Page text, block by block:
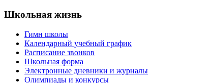
Школьная жизнь
Гимн школы
Календарный учебный график
Расписание звонков
Школьная форма
Электронные дневники и журналы
Олимпиады и конкурсы